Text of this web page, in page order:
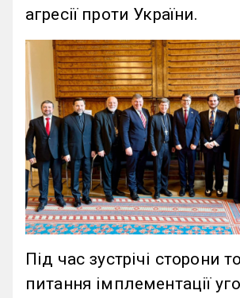
агресії проти України.
Під час зустрічі сторони
питання імплементації